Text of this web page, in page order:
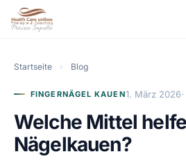
Startseite › Blog
FINGERNÄGEL KAUEN1. März 2026
Welche Mittel
Nägelkauen?